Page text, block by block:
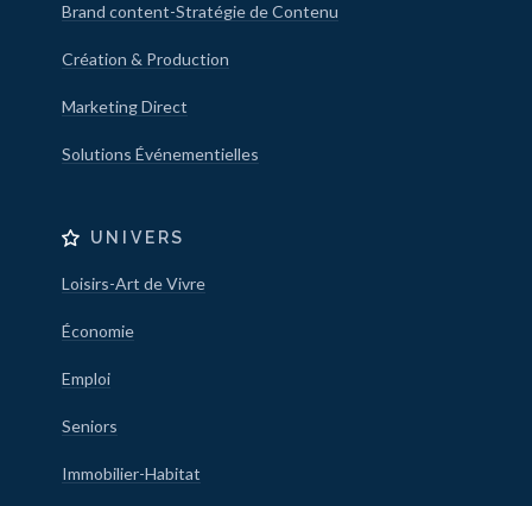
Brand content-Stratégie de Contenu
Création & Production
Marketing Direct
Solutions Événementielles
UNIVERS
Loisirs-Art de Vivre
Économie
Emploi
Seniors
Immobilier-Habitat